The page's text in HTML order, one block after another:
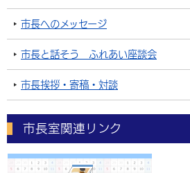
市長へのメッセージ
市長と話そう ふれあい座談会
市長挨拶・寄稿・対談
市長室関連リンク